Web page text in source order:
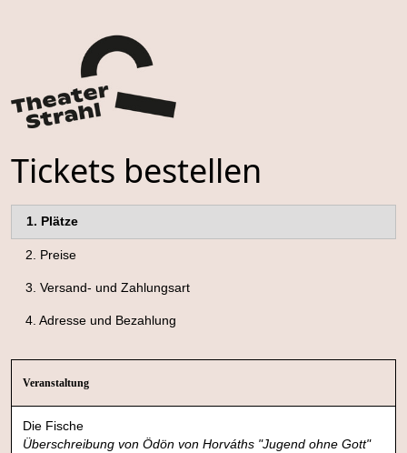
Tickets bestellen
1. Plätze
2. Preise
3. Versand- und Zahlungsart
4. Adresse und Bezahlung
Veranstaltung
Die Fische
Überschreibung von Ödön von Horváths "Jugend ohne Gott"